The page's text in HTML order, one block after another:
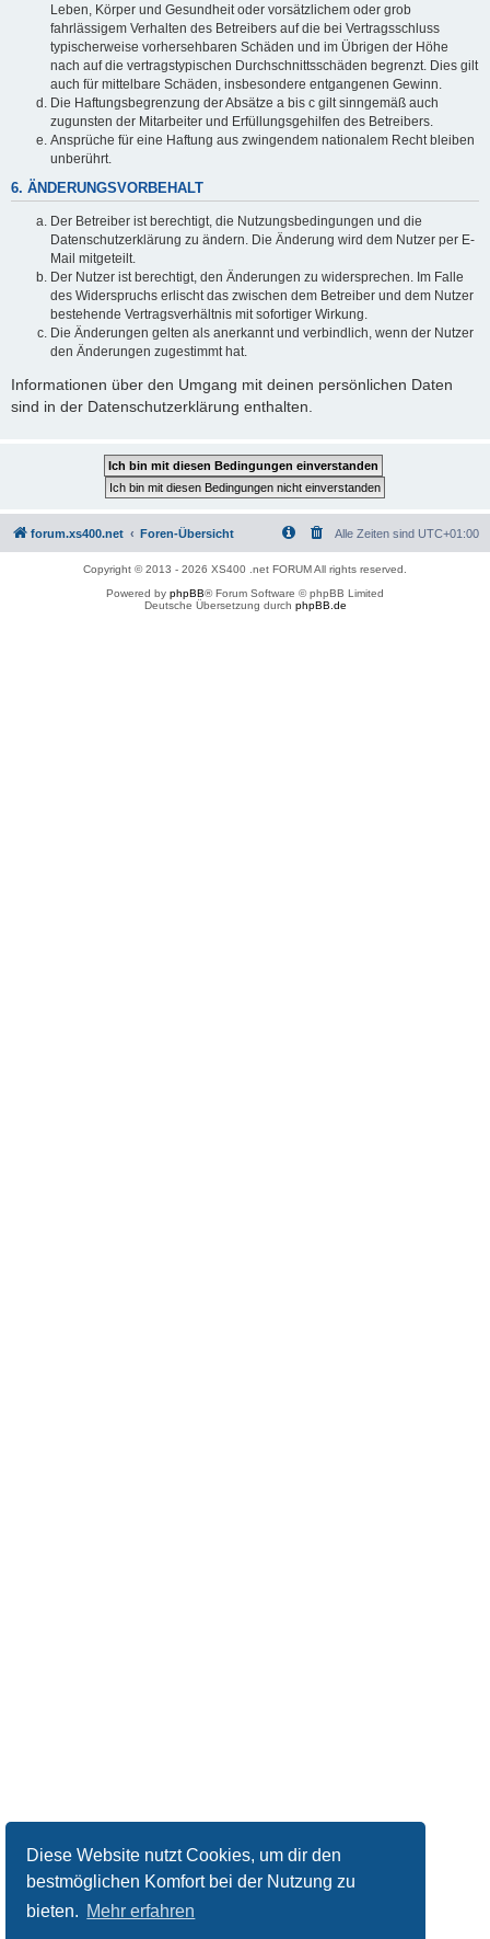
Diese Website nutzt Cookies, um dir den
bestmöglichen Komfort bei der Nutzung zu
bieten. Mehr erfahren
Leben, Körper und Gesundheit oder vorsätzlichem oder grob
fahrlässigem Verhalten des Betreibers auf die bei Vertragsschluss
typischerweise vorhersehbaren Schäden und im Übrigen der Höhe
nach auf die vertragstypischen Durchschnittsschäden begrenzt. Dies gilt
auch für mittelbare Schäden, insbesondere entgangenen Gewinn.
Die Haftungsbegrenzung der Absätze a bis c gilt sinngemäß auch
zugunsten der Mitarbeiter und Erfüllungsgehilfen des Betreibers.
Ansprüche für eine Haftung aus zwingendem nationalem Recht bleiben
unberührt.
6. ÄNDERUNGSVORBEHALT
Der Betreiber ist berechtigt, die Nutzungsbedingungen und die
Datenschutzerklärung zu ändern. Die Änderung wird dem Nutzer per E-
Mail mitgeteilt.
Der Nutzer ist berechtigt, den Änderungen zu widersprechen. Im Falle
des Widerspruchs erlischt das zwischen dem Betreiber und dem Nutzer
bestehende Vertragsverhältnis mit sofortiger Wirkung.
Die Änderungen gelten als anerkannt und verbindlich, wenn der Nutzer
den Änderungen zugestimmt hat.
Informationen über den Umgang mit deinen persönlichen Daten
sind in der Datenschutzerklärung enthalten.
forum.xs400.net Foren-Übersicht Alle Zeiten sind UTC+01:00
Copyright © 2013 - 2026 XS400 .net FORUM All rights reserved.
Powered by phpBB® Forum Software © phpBB Limited
Deutsche Übersetzung durch phpBB.de